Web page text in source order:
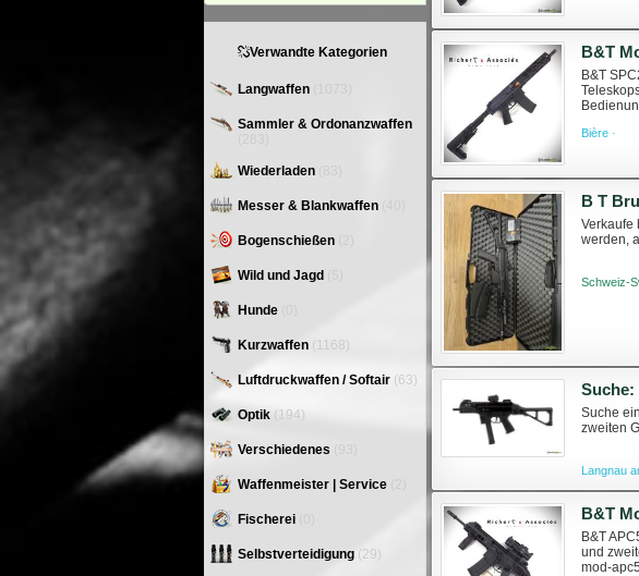
B&T
B&T
Bière ·
Verkaufe
werden,
Schweiz-
Suche:
Suche
zweiten
Langnau
B&T
B&T
und
mod-
Verwandte Kategorien
Langwaffen
Sammler & Ordonanzwaffen
Wiederladen
Messer & Blankwaffen
Bogenschießen
Wild und Jagd
Hunde
Kurzwaffen (1168)
Luftdruckwaffen / Softair (63)
Optik (194)
Verschiedenes (93)
Waffenmeister | Service
Fischerei
Selbstverteidigung (29)